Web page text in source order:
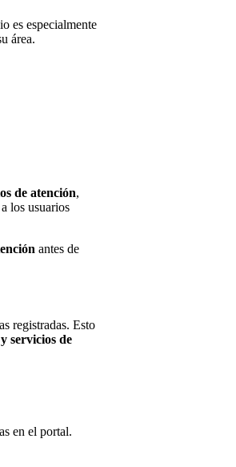
es especialmente
área.
de atención,
los usuarios
antes de
registradas. Esto
servicios de
en el portal.